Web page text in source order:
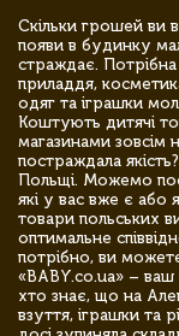
Скільки грошей ви
появи в будинку
страждає. Потрібна
приладдя,
одяг та іграшки
Коштують дитячі
магазинами зовсім
постраждала
Польщі. Можемо
які у вас вже є або
товари польських
оптимальне
потрібно, ви
«BABY.co.ua» –
хто знає, що на
взуття, іграшки та